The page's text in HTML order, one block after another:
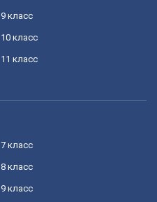
9 класс
10 класс
11 класс
7 класс
8 класс
9 класс